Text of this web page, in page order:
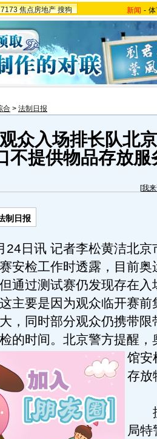
焦点房地产 搜狗 新闻 -
合 > 法制日报
众入场排长队北
不提供物品存放服
[我
制日报
日讯 记者李松黄洁北京
安检工作时透露，目前奥
通过测试赛仍发现存在入
主要是因为观众临开赛前
，同时部分观众仍携带限
的时间。 北京警方提醒，
馆安
存放
据
局特